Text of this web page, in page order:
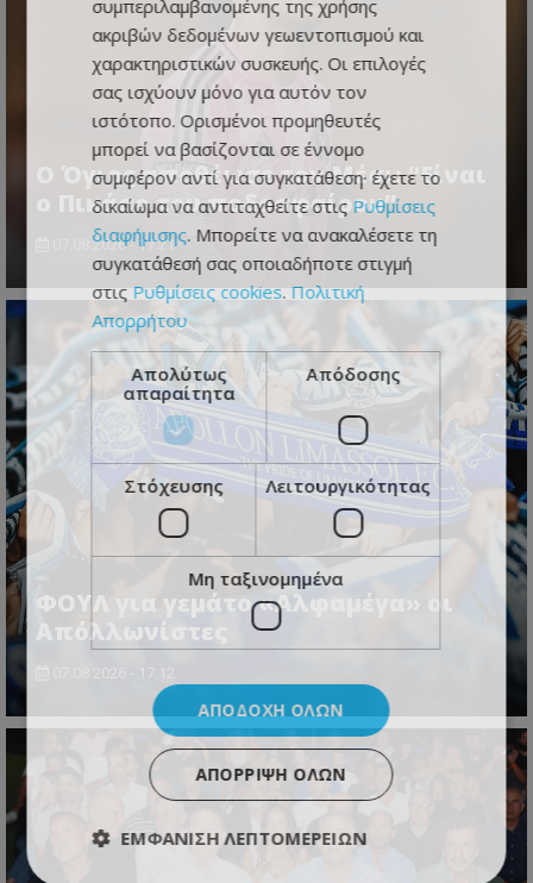
Ο Όγιος αποθέωσε τον Μέσι: “Είναι
ο Πικάσο του ποδοσφαίρου”
07.08.2026 - 17:21
ΦΟΥΛ για γεμάτο «Αλφαμέγα» οι
Απόλλωνίστες
συμπεριλαμβανομένης της χρήσης
ακριβών δεδομένων γεωεντοπισμού και
χαρακτηριστικών συσκευής. Οι επιλογές
σας ισχύουν μόνο για αυτόν τον
ιστότοπο. Ορισμένοι προμηθευτές
μπορεί να βασίζονται σε έννομο
συμφέρον αντί για συγκατάθεση· έχετε το
δικαίωμα να αντιταχθείτε στιςΡυθμίσεις
διαφήμισης. Μπορείτε να ανακαλέσετε τη
συγκατάθεσή σας οποιαδήποτε στιγμή
στις Ρυθμίσεις cookies. Πολιτική
Απορρήτου
Απολύτως
απαραίτητα
Απόδοσης
Στόχευσης Λειτουργικότητας
Μη ταξινομημένα
ΑΠΟΔΟΧΉ ΌΛΩΝ
ΑΠΌΡΡΙΨΗ ΌΛΩΝ
ΕΜΦΆΝΙΣΗ ΛΕΠΤΟΜΕΡΕΙΏΝ